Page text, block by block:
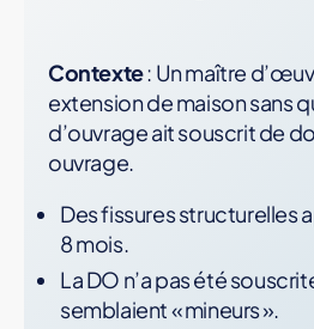
Contexte: Un maître
extension de maison sans
d’ouvrage ait souscrit de
ouvrage.
Des fissures structurelles
8 mois.
La DO n’a pas été
semblaient « mineurs ».